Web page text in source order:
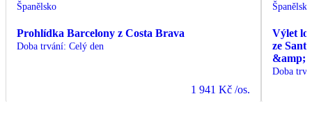
Španělsko
Prohlídka Barcelony z Costa Brava
Doba trvání: Celý den
1 941 Kč /os.
Španělsko
Výlet
ze
&amp;
Doba